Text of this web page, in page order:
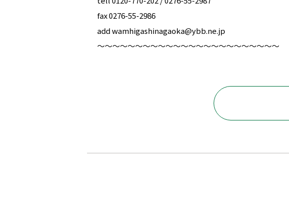
fax ‪0276-55-2986‬‬
add wamhigashinagaoka@ybb.ne.jp
～～～～～～～～～～～～～～～～～～～～～～～～